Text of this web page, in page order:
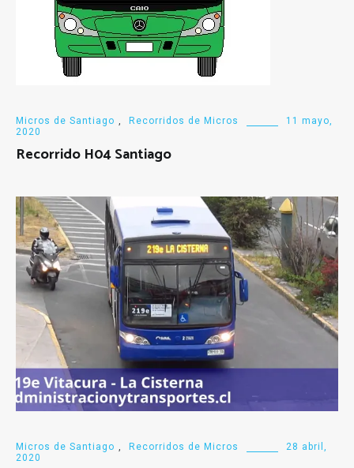
Micros de Santiago , Recorridos de Micros
11 mayo,
2020
Recorrido H04 Santiago
Micros de Santiago , Recorridos de Micros
28 abril,
2020